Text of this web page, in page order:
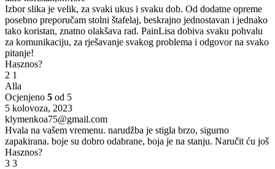
Izbor slika je velik, za svaki ukus i svaku dob. Od dodatne opreme
posebno preporučam stolni štafelaj, beskrajno jednostavan i jednako
tako koristan, znatno olakšava rad. PainLisa dobiva svaku pohvalu
za komunikaciju, za rješavanje svakog problema i odgovor na svako
pitanje!
Hasznos?
2 1
Alla
Ocjenjeno 5 od 5
5 kolovoza, 2023
klymenkoa75@gmail.com
Hvala na vašem vremenu. narudžba je stigla brzo, sigurno
zapakirana. boje su dobro odabrane, boja je na stanju. Naručit ću još
Hasznos?
3 3